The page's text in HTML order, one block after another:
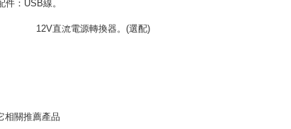
件：USB線。
直流電源轉換器。 (選配)
相關推薦產品